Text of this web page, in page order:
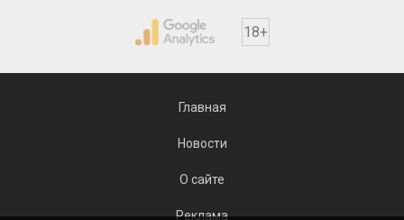
18+
Главная
Новости
О сайте
Реклама